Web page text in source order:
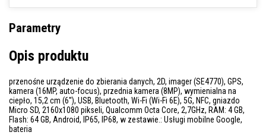
Parametry
Opis produktu
przenośne urządzenie do zbierania danych, 2D, imager (SE4770), GPS,
kamera (16MP, auto-focus), przednia kamera (8MP), wymienialna na
ciepło, 15,2 cm (6''), USB, Bluetooth, Wi-Fi (Wi-Fi 6E), 5G, NFC, gniazdo
Micro SD, 2160x1080 pikseli, Qualcomm Octa Core, 2,7GHz, RAM: 4 GB,
Flash: 64 GB, Android, IP65, IP68, w zestawie.: Usługi mobilne Google,
bateria